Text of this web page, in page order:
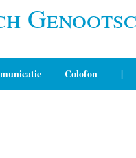
Colofon |